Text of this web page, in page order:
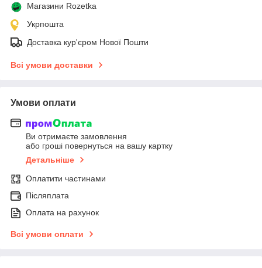
Магазини Rozetka
Укрпошта
Доставка кур'єром Нової Пошти
Всі умови доставки
Умови оплати
Ви отримаєте замовлення
або гроші повернуться на вашу картку
Детальніше
Оплатити частинами
Післяплата
Оплата на рахунок
Всі умови оплати